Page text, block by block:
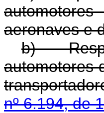
aeronaves e
b) -
automotores
nº 6.194, de